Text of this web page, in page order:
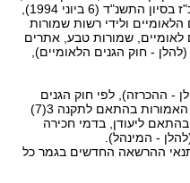
החליטה מועצת מקרקעי ישראל, ביום כ"ז בסיון התשנ"ד (6 ביוני 1994),
ולידי רשות שמורות
לאומיים, שמורות טבע, אתרים
לאומיים ואתרי הנצחה, התשנ"ב-1992 (להלן - חוק הגנים הלאומיים),
- ההכרזה), לפי חוק הגנים
הלאומיים תימסרנה בהרשאה לרשויות האמורות בהתאם לתקנה 3(7)
לתקנות חובת מכרזים, התשנ"ג-1993, בהתאם ליעודן, בדמי חכירה
- המינהל).
ההרשאה החדשים בגמר כל